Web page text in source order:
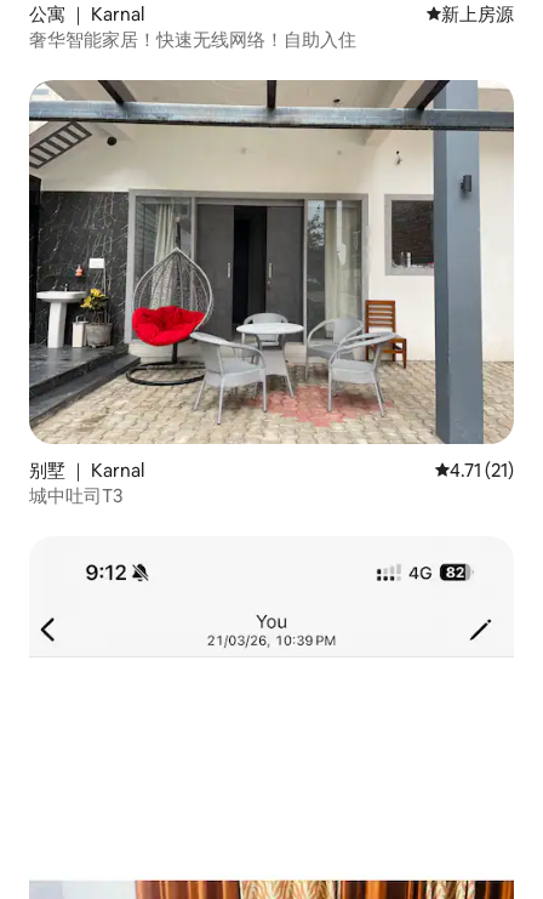
公寓 ｜ Karnal 新房源
新上房源
奢华智能家居！快速无线网络！自助入住
别墅 ｜ Karnal 平均评分
4.71 (21)
城中吐司T3